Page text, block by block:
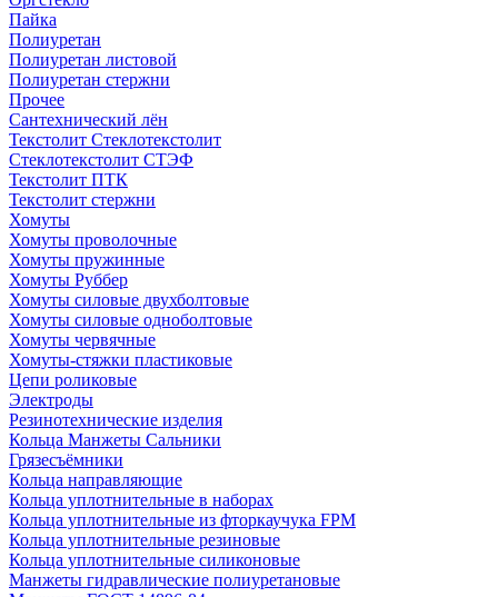
Пайка
Полиуретан
Полиуретан листовой
Полиуретан стержни
Прочее
Сантехнический лён
Текстолит Стеклотекстолит
Стеклотекстолит СТЭФ
Текстолит ПТК
Текстолит стержни
Хомуты
Хомуты проволочные
Хомуты пружинные
Хомуты Руббер
Хомуты силовые двухболтовые
Хомуты силовые одноболтовые
Хомуты червячные
Хомуты-стяжки пластиковые
Цепи роликовые
Электроды
Резинотехнические изделия
Кольца Манжеты Сальники
Грязесъёмники
Кольца направляющие
Кольца уплотнительные в наборах
Кольца уплотнительные из фторкаучука FPM
Кольца уплотнительные резиновые
Кольца уплотнительные силиконовые
Манжеты гидравлические полиуретановые